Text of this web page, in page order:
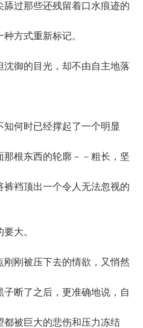
过那些还残留着口水痕迹的
方式重新标记。
御的目光，却不由自主地落
何时已经撑起了一个明显
根东西的轮廓－－粗长，坚
裆顶出一个令人无法忽视的
大。
刚被压下去的情欲，又悄然
断了之后，更准确地说，自
被巨大的悲伤和压力冻结